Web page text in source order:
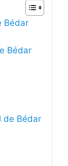
Bédar
Bédar
de Bédar